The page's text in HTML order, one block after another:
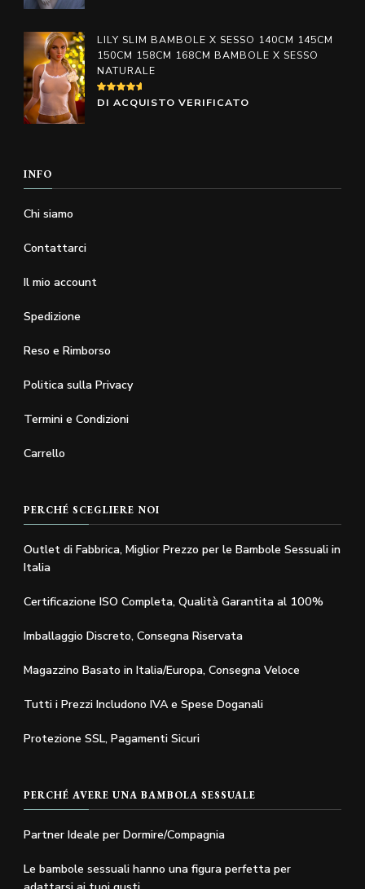
pagina
del
prodotto
pagina
LILY SLIM BAMBOLE X SESSO 140CM 145CM
150CM 158CM 168CM BAMBOLE X SESSO
NATURALE
VALUTATO
5SU 5
DI ACQUISTO VERIFICATO
INFO
Chi siamo
Contattarci
Il mio account
Spedizione
Reso e Rimborso
Politica sulla Privacy
Termini e Condizioni
Carrello
PERCHÉ SCEGLIERE NOI
Outlet di Fabbrica, Miglior Prezzo per le Bambole Sessuali in
Italia
Certificazione ISO Completa, Qualità Garantita al 100%
Imballaggio Discreto, Consegna Riservata
Magazzino Basato in Italia/Europa, Consegna Veloce
Tutti i Prezzi Includono IVA e Spese Doganali
Protezione SSL, Pagamenti Sicuri
PERCHÉ AVERE UNA BAMBOLA SESSUALE
Partner Ideale per Dormire/Compagnia
Le bambole sessuali hanno una figura perfetta per